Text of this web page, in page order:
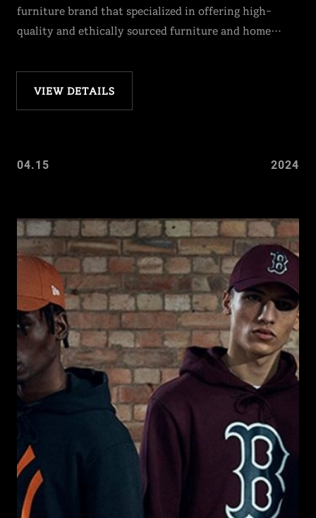
furniture brand that specialized in offering high-
quality and ethically sourced furniture and home…
VIEW DETAILS
04.15 2024